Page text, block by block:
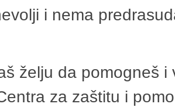
i nema
želju da pomogneš
za zaštitu i